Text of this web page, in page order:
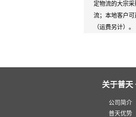
定物流的大宗
流；本地客户可
（运费另计）。
关于普天
公司简介
普天优势